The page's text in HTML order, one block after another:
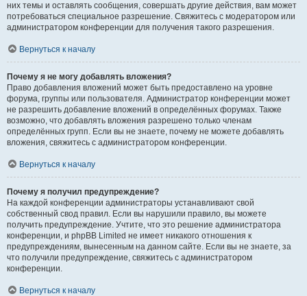
них темы и оставлять сообщения, совершать другие действия, вам может
потребоваться специальное разрешение. Свяжитесь с модератором или
администратором конференции для получения такого разрешения.
Вернуться к началу
Почему я не могу добавлять вложения?
Право добавления вложений может быть предоставлено на уровне
форума, группы или пользователя. Администратор конференции может
не разрешить добавление вложений в определённых форумах. Также
возможно, что добавлять вложения разрешено только членам
определённых групп. Если вы не знаете, почему не можете добавлять
вложения, свяжитесь с администратором конференции.
Вернуться к началу
Почему я получил предупреждение?
На каждой конференции администраторы устанавливают свой
собственный свод правил. Если вы нарушили правило, вы можете
получить предупреждение. Учтите, что это решение администратора
конференции, и phpBB Limited не имеет никакого отношения к
предупреждениям, вынесенным на данном сайте. Если вы не знаете, за
что получили предупреждение, свяжитесь с администратором
конференции.
Вернуться к началу